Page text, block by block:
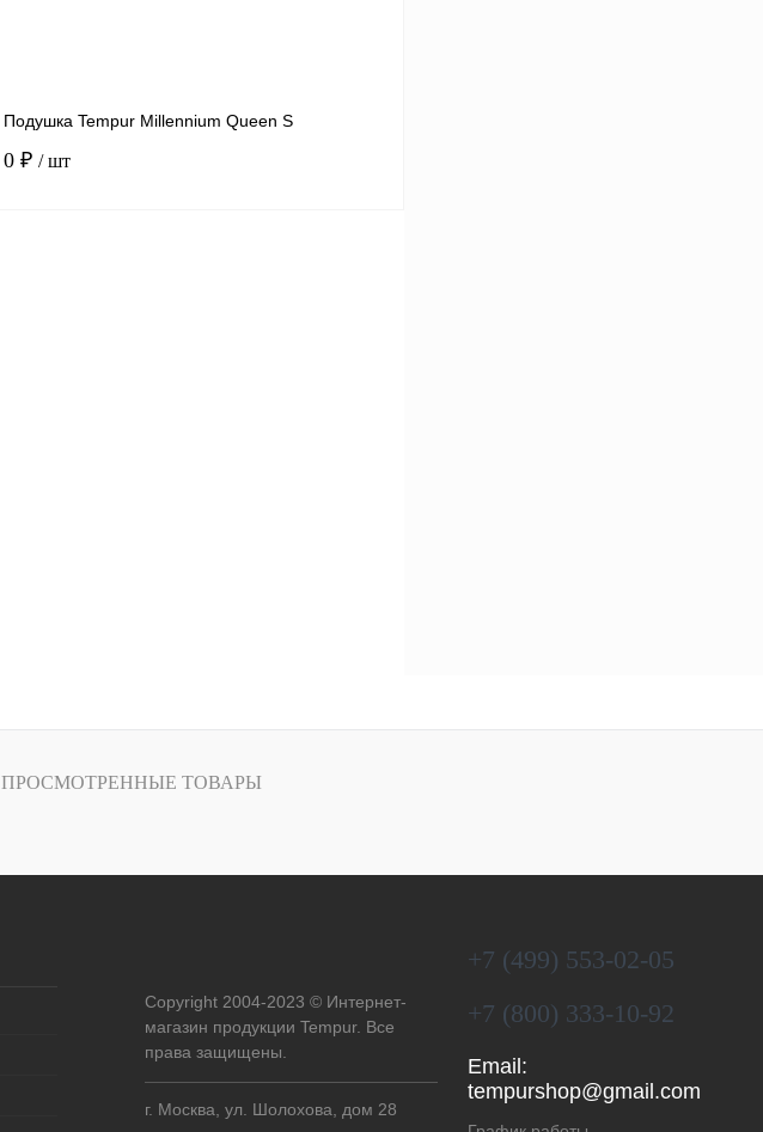
Подушка Tempur Millennium Queen S
0 ₽ / шт
ПРОСМОТРЕННЫЕ ТОВАРЫ
Copyright 2004-2023 © Интернет-
магазин продукции Tempur. Все
права защищены.
г. Москва, ул. Шолохова, дом 28
+7 (499) 553-02-05
+7 (800) 333-10-92
Email:
tempurshop@gmail.com